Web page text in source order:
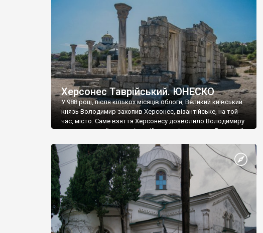
візантійської доби. Раритети викрадені з фондів об’єкту
культурної спадщини ЮНЕСКО «Херсонеса Таврійського».
Офіційно – на виставку «Золото Візантії», але експерти та
влада в Україні вважають це лише […]
Херсонес Таврійський. ЮНЕСКО
У 988 році, після кількох місяців облоги, Великий київський
князь Володимир захопив Херсонес, візантійське, на той
час, місто. Саме взяття Херсонесу дозволило Володимиру
диктувати свої умови візантійському імператору Василю ІІ,
Херсонесі Володимир-язичник, став Василем-
християнином. А потім було Хрещення Русі. На честь
Херсонесу Таврійського названо місто […]